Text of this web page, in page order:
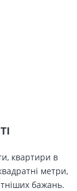
квартири в
метри,
бажань.